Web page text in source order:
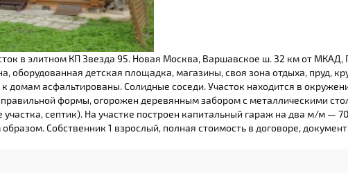
в элитном КП Звезда 95. Новая Москва, Варшавское ш. 32 км от
оборудованная детская площадка, магазины, своя зона отдыха, пруд,
домам асфальтированы. Солидные соседи. Участок находится в
формы, огорожен деревянным забором с металлическими
участка, септик). На участке построен капитальный гараж на два м/м
Собственник 1 взрослый, полная стоимость в договоре,